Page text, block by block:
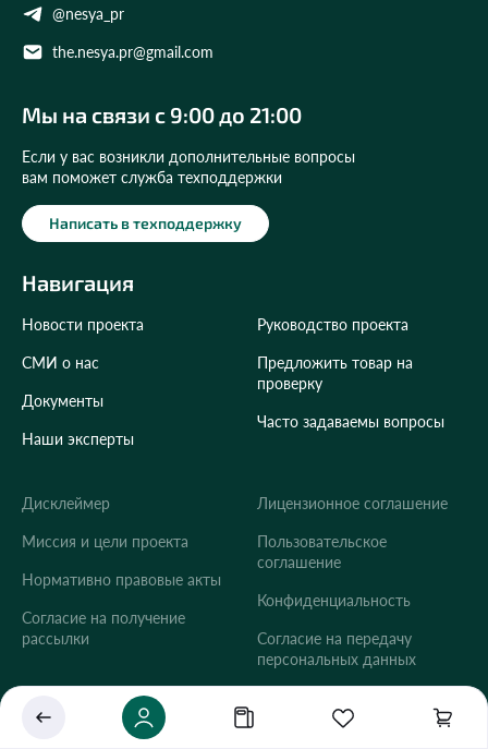
Это важно для корректной работы Экоразноса и
дальнейших персональных функций сервиса.
@nesya_pr
the.nesya.pr@gmail.com
Навигация
Новости проекта
СМИ о нас
Документы
Наши эксперты
Руководство проекта
Предложить товар на
проверку
Часто задаваемы вопросы
Мы на связи с 9:00 до 21:00
Если у вас возникли дополнительные вопросы
вам поможет служба техподдержки
Написать в техподдержку
Дисклеймер
Миссия и цели проекта
Нормативно правовые акты
Согласие на получение
рассылки
Лицензионное соглашение
Пользовательское
соглашение
Конфиденциальность
Согласие на передачу
персональных данных